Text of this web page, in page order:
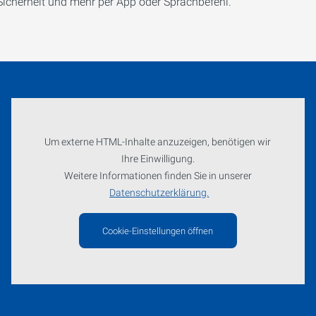
Um externe HTML-Inhalte anzuzeigen, benötigen wir
Ihre Einwilligung.
Weitere Informationen finden Sie in unserer
Datenschutzerklärung.
Cookie-Einstellungen öffnen